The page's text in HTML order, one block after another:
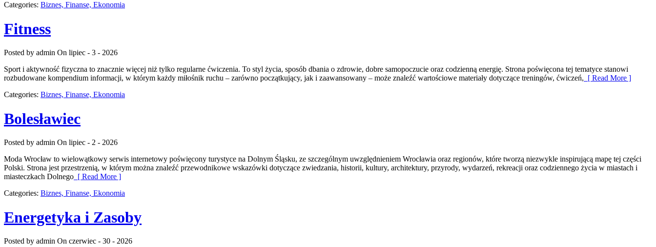
Categories: Biznes, Finanse, Ekonomia
Fitness
Posted by admin On lipiec - 3 - 2026
Sport i aktywność fizyczna to znacznie więcej niż tylko regularne ćwiczenia. To styl życia, sposób dbania o zdrowie, dobre samopoczucie oraz codzienną energię. Strona poświęcona tej tematyce stanowi
rozbudowane kompendium informacji, w którym każdy miłośnik ruchu – zarówno początkujący, jak i zaawansowany – może znaleźć wartościowe materiały dotyczące treningów, ćwiczeń, [ Read More ]
Categories: Biznes, Finanse, Ekonomia
Bolesławiec
Posted by admin On lipiec - 2 - 2026
Moda Wrocław to wielowątkowy serwis internetowy poświęcony turystyce na Dolnym Śląsku, ze szczególnym uwzględnieniem Wrocławia oraz regionów, które tworzą niezwykle inspirującą mapę tej części
Polski. Strona jest przestrzenią, w którym można znaleźć przewodnikowe wskazówki dotyczące zwiedzania, historii, kultury, architektury, przyrody, wydarzeń, rekreacji oraz codziennego życia w miastach i
miasteczkach Dolnego [ Read More ]
Categories: Biznes, Finanse, Ekonomia
Energetyka i Zasoby
Posted by admin On czerwiec - 30 - 2026